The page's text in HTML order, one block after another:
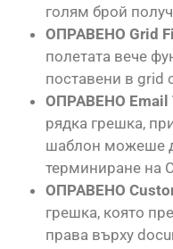
голям брой
ОПРАВЕНО Grid
полетата вече
поставени в grid
ОПРАВЕНО Email
рядка грешка,
шаблон можеше
терминиране на
ОПРАВЕНО
грешка, която
права върху